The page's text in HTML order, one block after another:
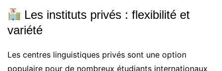
Les instituts privés : flexibilité et
variété
Les centres linguistiques privés sont une option
populaire pour de nombreux étudiants internationaux